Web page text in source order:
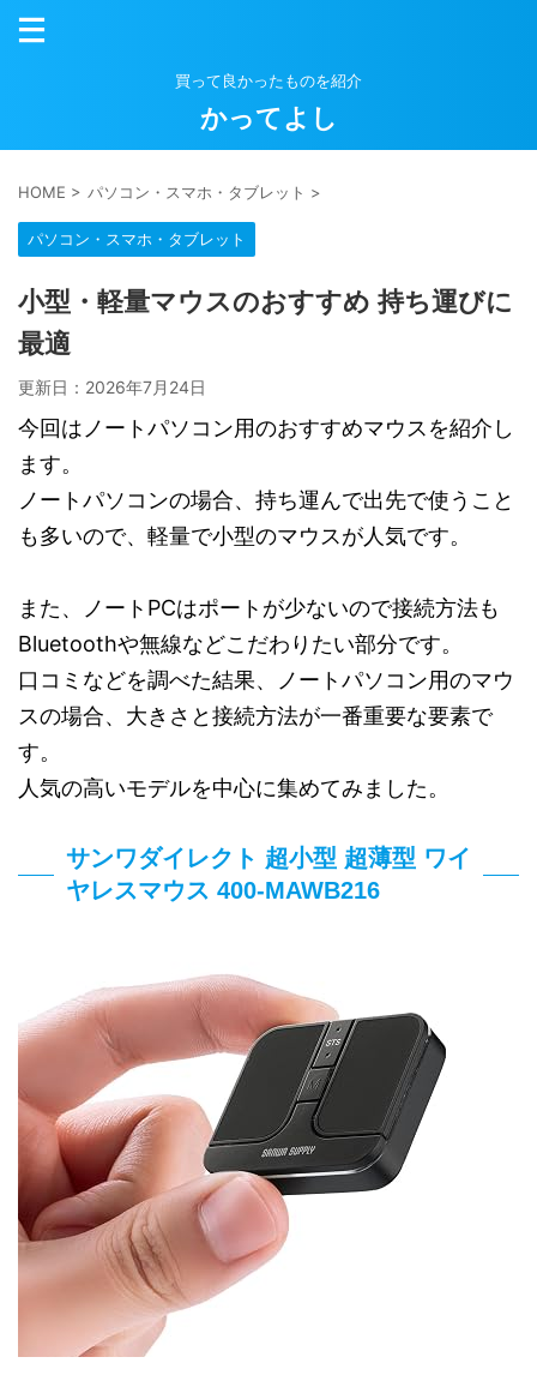
買って良かったものを紹介
かってよし
HOME > パソコン・スマホ・タブレット >
パソコン・スマホ・タブレット
小型・軽量マウスのおすすめ 持ち運びに
最適
更新日： 2026年7月24日
今回はノートパソコン用のおすすめマウスを紹介し
ます。
ノートパソコンの場合、持ち運んで出先で使うこと
も多いので、軽量で小型のマウスが人気です。
また、ノートPCはポートが少ないので接続方法も
Bluetoothや無線などこだわりたい部分です。
口コミなどを調べた結果、ノートパソコン用のマウ
スの場合、大きさと接続方法が一番重要な要素で
す。
人気の高いモデルを中心に集めてみました。
サンワダイレクト 超小型 超薄型 ワイ
ヤレスマウス 400-MAWB216